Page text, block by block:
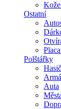
Ostatní
Polštářky
Auta